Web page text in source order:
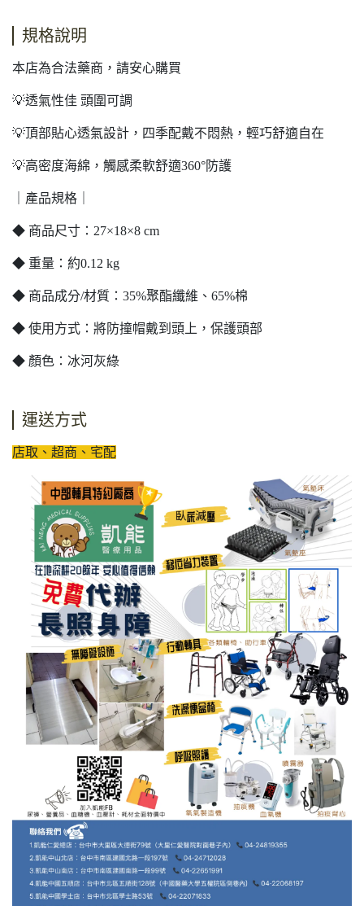
規格說明
本店為合法藥商，請安心購買
💡透氣性佳 頭圍可調
💡頂部貼心透氣設計，四季配戴不悶熱，輕巧舒適自在
💡高密度海綿，觸感柔軟舒適360°防護
｜產品規格｜
◆ 商品尺寸：27×18×8 cm
◆ 重量：約0.12 kg
◆ 商品成分/材質：35%聚酯纖維、65%棉
◆ 使用方式：將防撞帽戴到頭上，保護頭部
◆ 顏色：冰河灰綠
運送方式
店取、超商、宅配